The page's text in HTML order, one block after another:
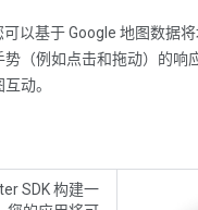
可以基于 Google 地图数据
（例如点击和拖动）的
动。
SDK 构建一